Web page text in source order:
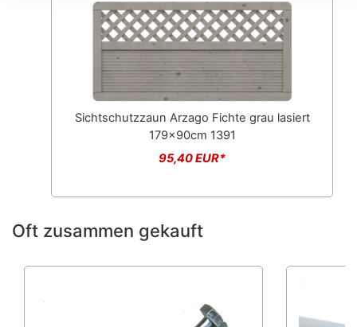
Sichtschutzzaun Arzago Fichte grau lasiert
179x90cm 1391
95,40 EUR*
Oft zusammen gekauft